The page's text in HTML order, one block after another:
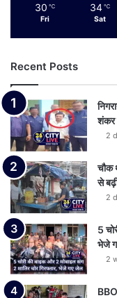
30 ℃
Fri
34 ℃
Sat
Recent Posts
शंकर
2
चौक
से
2
5
भेजे
2